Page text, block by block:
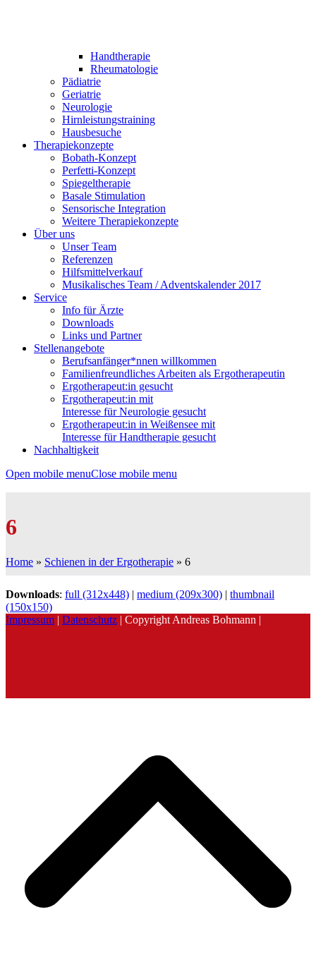
Handtherapie
Rheumatologie
Pädiatrie
Geriatrie
Neurologie
Hirnleistungstraining
Hausbesuche
Therapiekonzepte
Bobath-Konzept
Perfetti-Konzept
Spiegeltherapie
Basale Stimulation
Sensorische Integration
Weitere Therapiekonzepte
Über uns
Unser Team
Referenzen
Hilfsmittelverkauf
Musikalisches Team / Adventskalender 2017
Service
Info für Ärzte
Downloads
Links und Partner
Stellenangebote
Berufsanfänger*nnen willkommen
Familienfreundliches Arbeiten als Ergotherapeutin
Ergotherapeut:in gesucht
Ergotherapeut:in mit
Interesse für Neurologie gesucht
Ergotherapeut:in in Weißensee mit
Interesse für Handtherapie gesucht
Nachhaltigkeit
Open mobile menuClose mobile menu
6
Home » Schienen in der Ergotherapie » 6
Downloads: full (312x448) | medium (209x300) | thumbnail
(150x150)
Impressum | Datenschutz | Copyright Andreas Bohmann |